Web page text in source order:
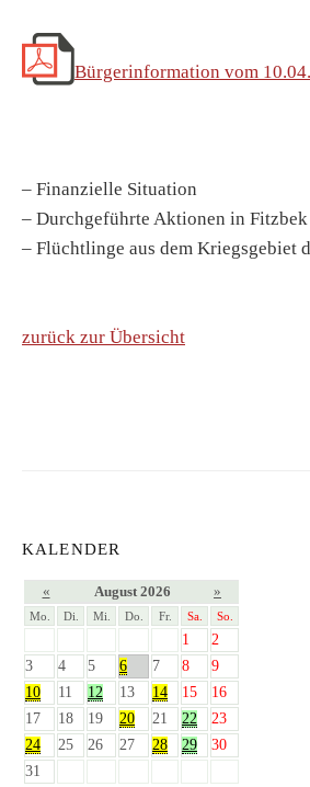
Bürgerinformation vom
– Finanzielle Situation
– Durchgeführte Aktionen in Fitzbek
– Flüchtlinge aus dem Kriegsgebiet
zurück zur Übersicht
KALENDER
« August 2026 »
Mo. Di. Mi. Do. Fr. Sa. So.
1
2
3
4 5 6 7 8
9
10
11 12 13 14 15
16
17
18 19 20 21 22
23
24
25 26 27 28 29
30
31